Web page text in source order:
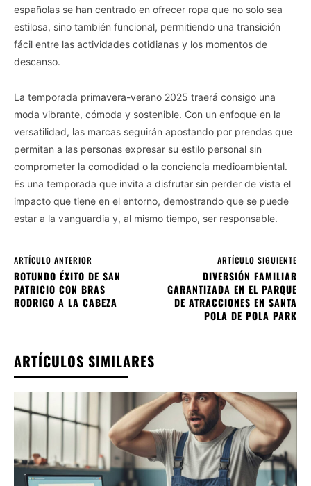
españolas se han centrado en ofrecer ropa que no solo sea
estilosa, sino también funcional, permitiendo una transición
fácil entre las actividades cotidianas y los momentos de
descanso.
La temporada primavera-verano 2025 traerá consigo una
moda vibrante, cómoda y sostenible. Con un enfoque en la
versatilidad, las marcas seguirán apostando por prendas que
permitan a las personas expresar su estilo personal sin
comprometer la comodidad o la conciencia medioambiental.
Es una temporada que invita a disfrutar sin perder de vista el
impacto que tiene en el entorno, demostrando que se puede
estar a la vanguardia y, al mismo tiempo, ser responsable.
ARTÍCULO ANTERIOR
ROTUNDO ÉXITO DE SAN
PATRICIO CON BRAS
RODRIGO A LA CABEZA
ARTÍCULO SIGUIENTE
DIVERSIÓN FAMILIAR
GARANTIZADA EN EL PARQUE
DE ATRACCIONES EN SANTA
POLA DE POLA PARK
ARTÍCULOS SIMILARES